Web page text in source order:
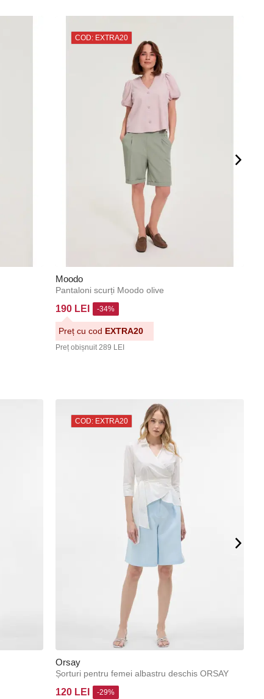
COD: EXTRA20
Moodo
Pantaloni scurți Moodo olive
190 LEI
Preț obișnuit 289 LEI
-34%
Preț cu cod EXTRA20
COD: EXTRA20
Orsay
Șorturi pentru femei albastru deschis ORSAY
120 LEI -29%